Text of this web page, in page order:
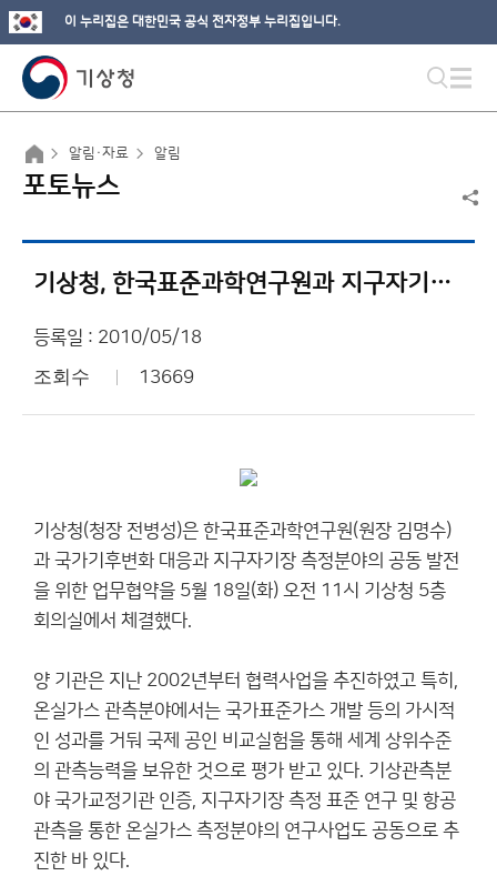
이 누리집은 대한민국 공식 전자정부 누리집입니다.
알림·자료 알림
포토뉴스
기상청, 한국표준과학연구원과 지구자기장 관측분야 협력
등록일 : 2010/05/18
조회수 13669
기상청(청장 전병성)은 한국표준과학연구원(원장 김명수)
과 국가기후변화 대응과 지구자기장 측정분야의 공동 발전
을 위한 업무협약을 5월 18일(화) 오전 11시 기상청 5층
회의실에서 체결했다.
양 기관은 지난 2002년부터 협력사업을 추진하였고 특히,
온실가스 관측분야에서는 국가표준가스 개발 등의 가시적
인 성과를 거둬 국제 공인 비교실험을 통해 세계 상위수준
의 관측능력을 보유한 것으로 평가 받고 있다. 기상관측분
야 국가교정기관 인증, 지구자기장 측정 표준 연구 및 항공
관측을 통한 온실가스 측정분야의 연구사업도 공동으로 추
진한 바 있다.